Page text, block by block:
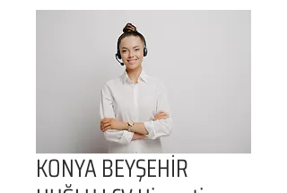
KONYA BEYŞEHİR